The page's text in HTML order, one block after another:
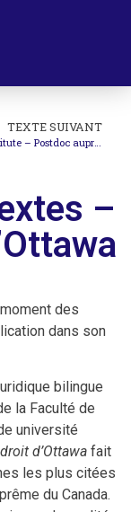
TEXTE SUIVANT
–
des
dans son
bilingue
la Faculté de
université
d’Ottawa fait
les plus citées
du Canada.